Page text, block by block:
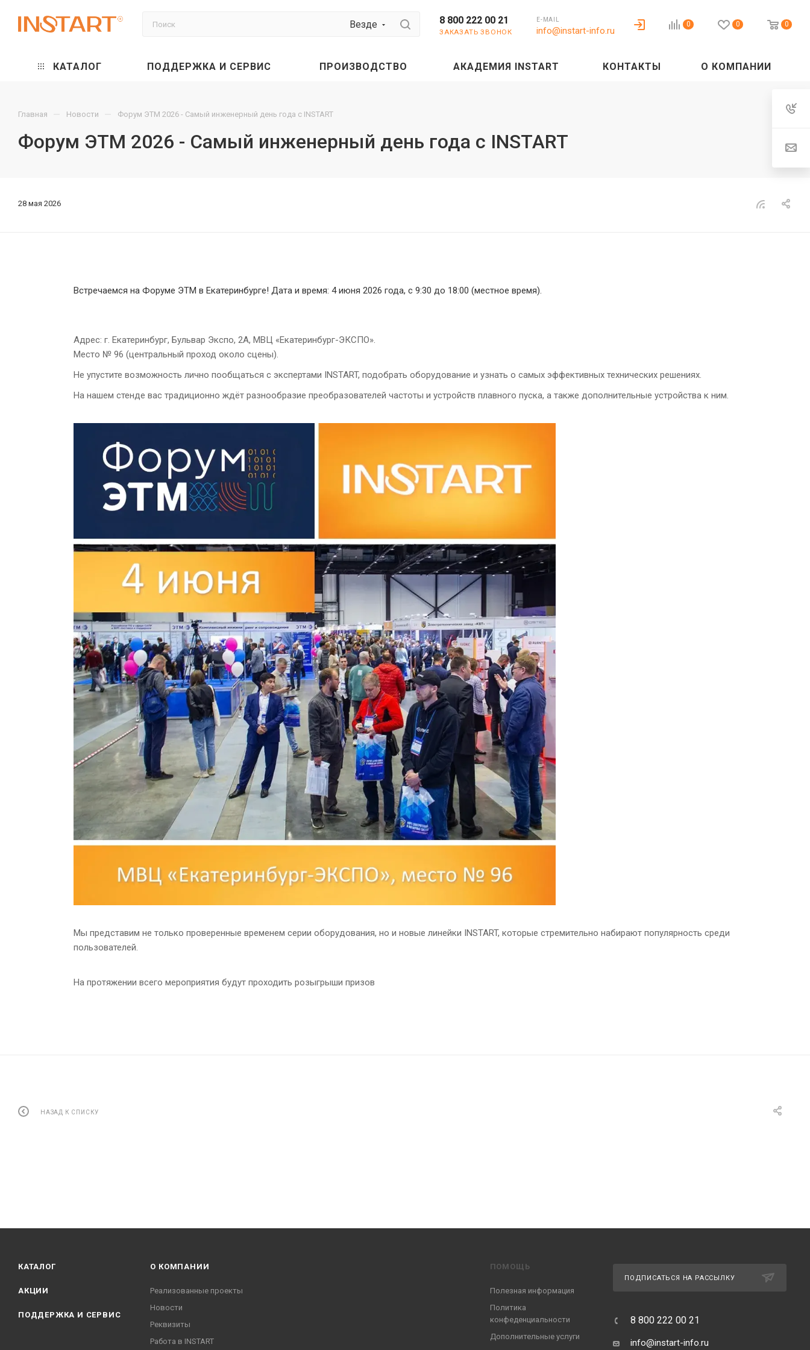
Везде 8 800 222 00 21
ЗАКАЗАТЬ ЗВОНОК
E-MAIL
info@instart-info.ru
0 0 0
КАТАЛОГ ПОДДЕРЖКА И СЕРВИС ПРОИЗВОДСТВО АКАДЕМИЯ INSTART КОНТАКТЫ О КОМПАНИИ
Главная — Новости — Форум ЭТМ 2026 - Cамый инженерный день года с INSTART
Форум ЭТМ 2026 - Cамый инженерный день года с INSTART
28 мая 2026
Встречаемся на Форуме ЭТМ в Екатеринбурге! Дата и время: 4 июня 2026 года, с 9:30 до 18:00 (местное время).
Адрес: г. Екатеринбург, Бульвар Экспо, 2А, МВЦ «Екатеринбург-ЭКСПО».
Место № 96 (центральный проход около сцены).
Не упустите возможность лично пообщаться с экспертами INSTART, подобрать оборудование и узнать о самых эффективных технических решениях.
На нашем стенде вас традиционно ждёт разнообразие преобразователей частоты и устройств плавного пуска, а также дополнительные устройства к ним.
Мы представим не только проверенные временем серии оборудования, но и новые линейки INSTART, которые стремительно набирают популярность среди
пользователей.
На протяжении всего мероприятия будут проходить розыгрыши призов
НАЗАД К СПИСКУ
КАТАЛОГ
АКЦИИ
ПОДДЕРЖКА И СЕРВИС
О КОМПАНИИ
Реализованные проекты
Новости
Реквизиты
Работа в INSTART
ПОМОЩЬ
Полезная информация
Политика
конфеденциальности
Дополнительные услуги
ПОДПИСАТЬСЯ НА РАССЫЛКУ
8 800 222 00 21
info@instart-info.ru